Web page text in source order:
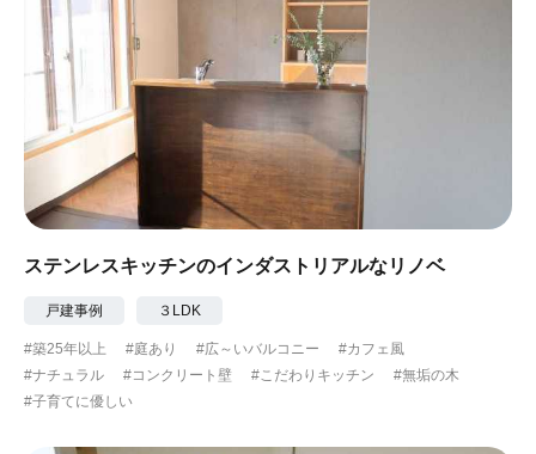
ステンレスキッチンのインダストリアルなリノベ
戸建事例 ３LDK
#築25年以上 #庭あり #広～いバルコニー
#カフェ風
#ナチュラル
#コンクリート壁 #こだわりキッチン
#無垢の木
#子育てに優しい